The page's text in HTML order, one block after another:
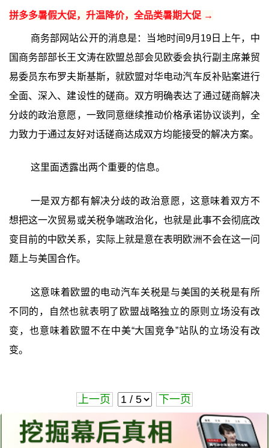
拼多多暑假大促，升温降价，全品类暑期大促 →
商务部网站公开的消息是：当地时间9月19日上午，中
国商务部部长王文涛在欧盟总部会见欧委会执行副主席兼贸
易委员东布罗夫斯基斯，就欧盟对华电动汽车反补贴案进行
全面、深入、建设性的磋商。双方明确表达了通过磋商解决
分歧的政治意愿，一致同意继续推动价格承诺协议谈判，全
力致力于通过友好对话磋商达成双方均能接受的解决方案。
这里面透露出两个重要的信息。
一是双方都有解决分歧的政治意愿，这意味着双方不
想把这一次贸易或关税争端政治化，也就是此事不会彻底改
变目前的中欧关系，实际上就是意在表明欧洲不会在这一问
题上与美国合作。
这意味着欧盟的电动汽车关税是与美国的关税是有所
不同的，自然也就表明了欧盟战略独立的原则立场没有改
变，也意味着欧盟不在中美“大国竞争”站队的立场没有改
变。
上一页 下一页